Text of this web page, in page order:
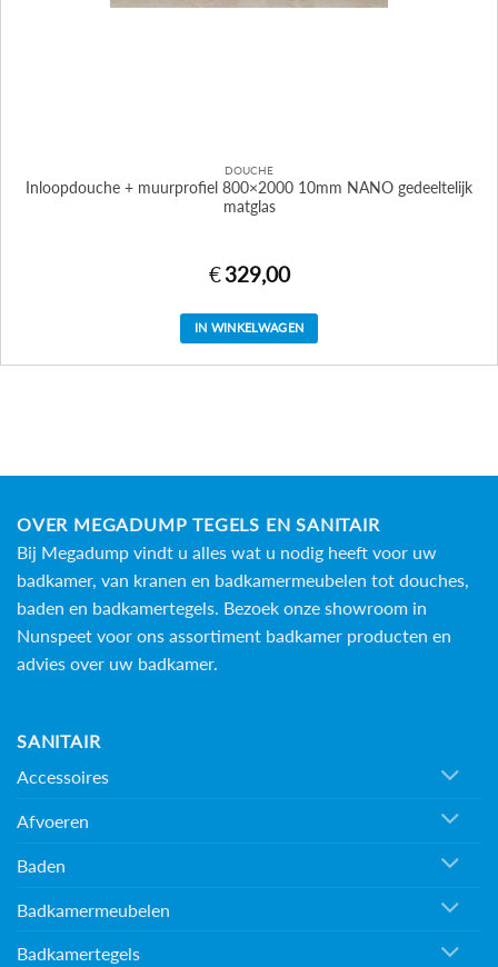
DOUCHE
Inloopdouche + muurprofiel 800×2000 10mm NANO gedeeltelijk
matglas
€ 329,00
IN WINKELWAGEN
OVER MEGADUMP TEGELS EN SANITAIR
Bij Megadump vindt u alles wat u nodig heeft voor uw
badkamer, van kranen en badkamermeubelen tot douches,
baden en badkamertegels. Bezoek onze showroom in
Nunspeet voor ons assortiment badkamer producten en
advies over uw badkamer.
SANITAIR
Accessoires
Afvoeren
Baden
Badkamermeubelen
Badkamertegels